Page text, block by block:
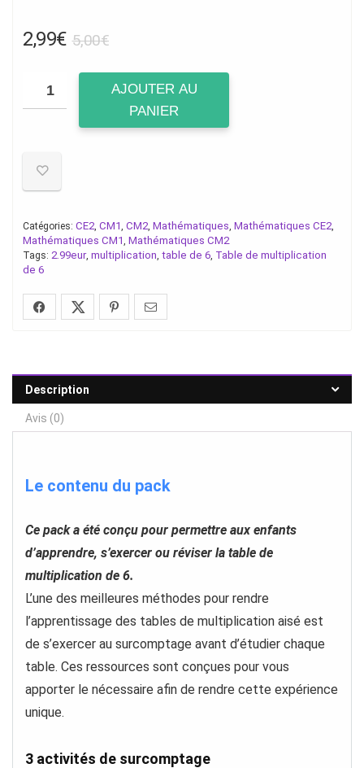
5,00€Le
initial
était :
5,00€.
2,99€
Le
actuel
est :
2,99€.
AJOUTER AU
PANIER
Catégories: CE2, CM1, CM2, Mathématiques, Mathématiques CE2,
Mathématiques CM1, Mathématiques CM2
Tags: 2.99eur, multiplication, table de 6, Table de multiplication
de 6
Description
Avis (0)
Le contenu du pack
Ce pack a été conçu pour permettre aux enfants
d’apprendre, s’exercer ou réviser la table de
multiplication de 6.
L’une des meilleures méthodes pour rendre
l’apprentissage des tables de multiplication aisé est
de s’exercer au surcomptage avant d’étudier chaque
table. Ces ressources sont conçues pour vous
apporter le nécessaire afin de rendre cette expérience
unique.
3 activités de surcomptage